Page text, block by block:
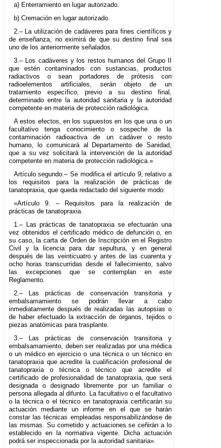
a) Enterramiento en lugar autorizado.
b) Cremación en lugar autorizado.
2.– La utilización de cadáveres para fines científicos y
de enseñanza, no eximirá de que su destino final sea
uno de los anteriormente señalados.
3.– Los cadáveres y los restos humanos del Grupo II
que estén contaminados con sustancias, productos
radiactivos o sean portadores de prótesis con
radioelementos artificiales, serán objeto de un
tratamiento específico, previo a su destino final,
determinado entre la autoridad sanitaria y la autoridad
competente en materia de protección radiológica.
A estos efectos, en los supuestos en los que una o un
facultativo tenga conocimiento o sospeche de la
contaminación radioactiva de un cadáver o resto
humano, lo comunicará al Departamento de Sanidad,
que a su vez solicitará la intervención de la autoridad
competente en materia de protección radiológica.»
Artículo segundo.– Se modifica el artículo 9, relativo a
los requisitos para la realización de prácticas de
tanatopraxia, que queda redactado del siguiente modo:
«Artículo 9. – Requisitos para la realización de
prácticas de tanatopraxia.
1.– Las prácticas de tanatopraxia se efectuarán una
vez obtenidos el certificado médico de defunción o, en
su caso, la carta de Orden de Inscripción en el Registro
Civil y la licencia para dar sepultura, y en general
después de las veinticuatro y antes de las cuarenta y
ocho horas transcurridas desde el fallecimiento, salvo
las excepciones que se contemplan en este
Reglamento.
2.– Las prácticas de conservación transitoria y
embalsamamiento se podrán llevar a cabo
inmediatamente después de realizadas las autopsias o
de haber efectuado la extracción de órganos, tejidos o
piezas anatómicas para trasplante.
3.– Las prácticas de conservación transitoria y
embalsamamiento, deben ser realizadas por una médica
o un médico en ejercicio o una técnica o un técnico en
tanatopraxia que acredite la cualificación profesional de
tanatopraxia o técnica o técnico que acredite el
certificado de profesionalidad de tanatopraxia, que será
designada o designado libremente por un familiar o
persona allegada al difunto. La facultativo o el facultativo
o la técnica o el técnico en tanatopraxia certificarán su
actuación mediante un informe en el que se harán
constar las técnicas empleadas responsabilizándose de
las mismas. Su cometido y actuaciones se ceñirán a lo
establecido en la normativa vigente. Dicha actuación
podrá ser inspeccionada por la autoridad sanitaria».